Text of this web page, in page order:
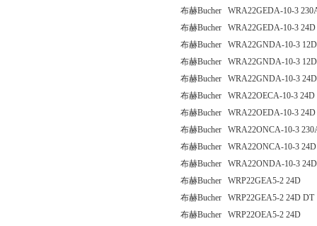
布赫Bucher WRA22GEDA-10-3
布赫Bucher WRA22GEDA-10-3 24D
布赫Bucher WRA22GNDA-10-3 12D
布赫Bucher WRA22GNDA-10-3
布赫Bucher WRA22GNDA-10-3 24D
布赫Bucher WRA22OECA-10-3 24D
布赫Bucher WRA22OEDA-10-3 24D
布赫Bucher WRA22ONCA-10-3
布赫Bucher WRA22ONCA-10-3 24D
布赫Bucher WRA22ONDA-10-3 24D
布赫Bucher WRP22GEA5-2 24D
布赫Bucher WRP22GEA5-2 24D DT
布赫Bucher WRP22OEA5-2 24D